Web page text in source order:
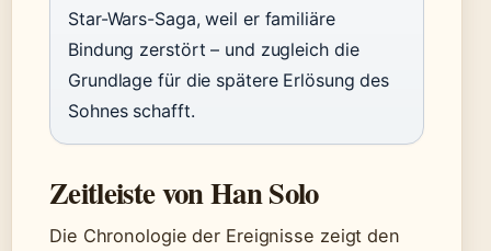
Star-Wars-Saga, weil er familiäre
Bindung zerstört – und zugleich die
Grundlage für die spätere Erlösung des
Sohnes schafft.
Zeitleiste von Han Solo
Die Chronologie der Ereignisse zeigt den